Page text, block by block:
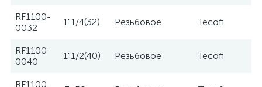
RF1100-
0032
1"1/4(32) Резьбовое Tecofi
RF1100-
0040
1"1/2(40) Резьбовое Tecofi
RF1100-